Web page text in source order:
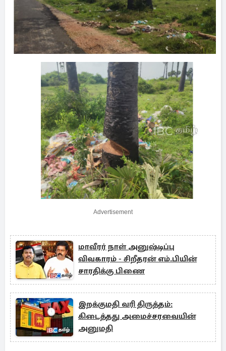
Advertisement
மாவீரர் நாள் அனுஷ்டிப்பு
விவகாரம் - சிறீதரன் எம்.பியின்
சாரதிக்கு பிணை
இறக்குமதி வரி திருத்தம்:
கிடைத்தது அமைச்சரவையின்
அனுமதி